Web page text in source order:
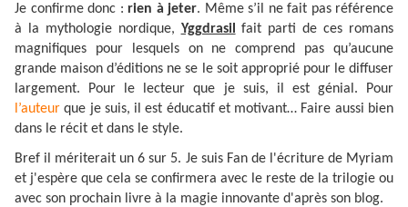
Je confirme donc : rien à jeter. Même s’il ne fait pas référence
à la mythologie nordique, Yggdrasil
fait parti de ces romans
magnifiques pour lesquels on ne comprend pas qu’aucune
grande maison d’éditions ne se le soit approprié pour le diffuser
largement. Pour le lecteur que je suis, il est génial. Pour
l’auteurque je suis, il est éducatif et motivant… Faire aussi bien
dans le récit et dans le style.
Bref il mériterait un 6 sur 5. Je suis Fan de l'écriture de Myriam
et j'espère que cela se confirmera avec le reste de la trilogie ou
avec son prochain livre à la magie innovante d'après son blog.